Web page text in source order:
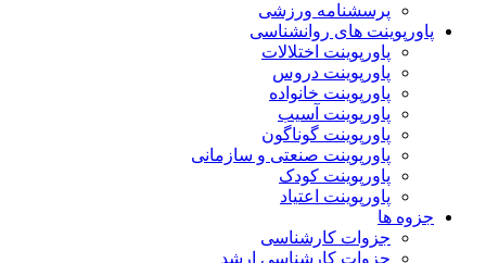
پرسشنامه ورزشی
پاورپوینت های روانشناسی
پاورپوینت اختلالات
پاورپوینت دروس
پاورپوینت خانواده
پاورپوینت آسیب
پاورپوینت گوناگون
پاورپوینت صنعتی و سازمانی
پاورپوینت کودک
پاورپوینت اعتیاد
جزوه ها
جزوات کارشناسی
جزوات کارشناسی ارشد